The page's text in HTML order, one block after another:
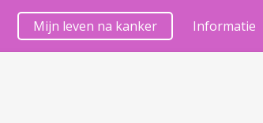
Mijn leven na kanker Informatie